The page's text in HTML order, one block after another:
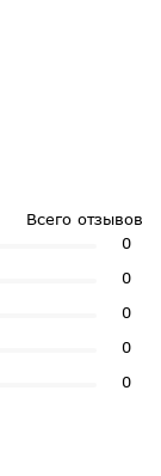
Всего отзывов
0
0
0
0
0